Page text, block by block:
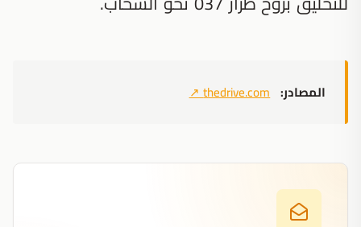
المصادر: thedrive.com
↗